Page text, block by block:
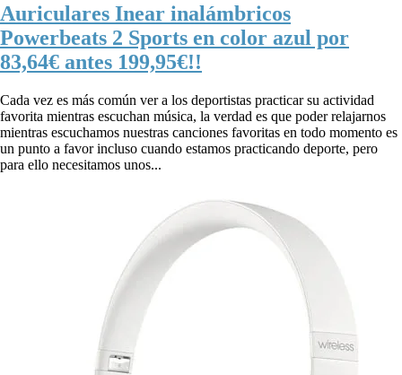
Auriculares Inear inalámbricos
Powerbeats 2 Sports en color azul por
83,64€ antes 199,95€!!
Cada vez es más común ver a los deportistas practicar su actividad
favorita mientras escuchan música, la verdad es que poder relajarnos
mientras escuchamos nuestras canciones favoritas en todo momento es
un punto a favor incluso cuando estamos practicando deporte, pero
para ello necesitamos unos...